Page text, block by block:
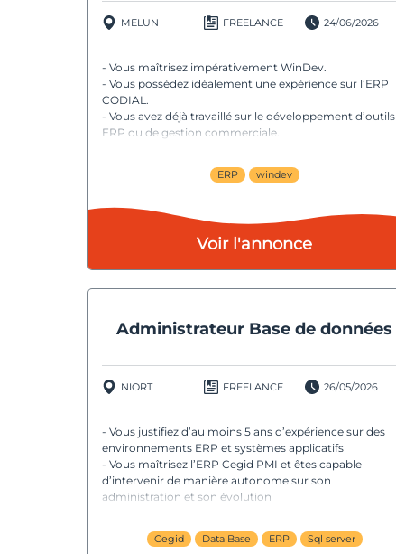
MELUN FREELANCE 24/06/2026
- Vous maîtrisez impérativement WinDev.
- Vous possédez idéalement une expérience sur l’ERP
CODIAL.
- Vous avez déjà travaillé sur le développement d’outils
ERP ou de gestion commerciale.
gérer vos développements de manière opérationnelle.
- Vous faites preuve de rigueur, d’organisation et êtes
- Une expérience au sein d’une PME industrielle serait
ERP windev
Voir l'annonce
Administrateur Base de données
NIORT FREELANCE 26/05/2026
- Vous justifiez d’au moins 5 ans d’expérience sur des
environnements ERP et systèmes applicatifs
- Vous maîtrisez l’ERP Cegid PMI et êtes capable
d’intervenir de manière autonome sur son
administration et son évolution
Server Management Studio pour la gestion, l’analyse et
l’optimisation des données
Cegid Data Base ERP Sql server